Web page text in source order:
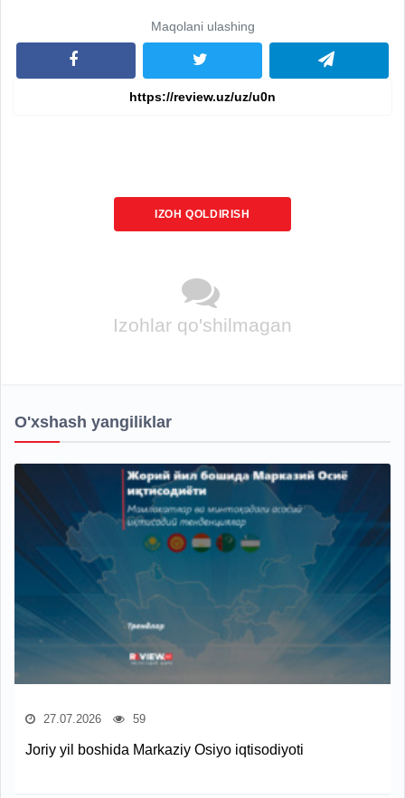
Maqolani ulashing
IZOH QOLDIRISH
Izohlar qo'shilmagan
O'xshash yangiliklar
27.07.2026 59
Joriy yil boshida Markaziy Osiyo iqtisodiyoti